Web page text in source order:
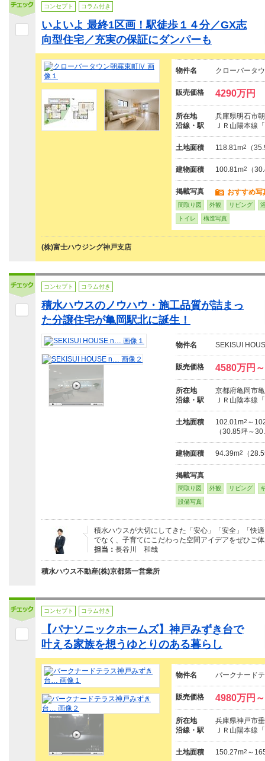
コンセプト コラム付き
いよいよ 最終1区画！駅徒歩１４分／GX志
向型住宅／充実の保証にダンパーも
物件名 クローバータ
販売価格 4290万円
所在地
兵庫県明石市
沿線・駅
ＪＲ山陽本線
土地面積 118.81m2 （
建物面積 100.81m2 （
掲載写真 おすすめ写
間取り図 外観 リビング
トイレ 構造写真
(株)富士ハウジング神戸支店
コンセプト コラム付き
積水ハウスのノウハウ・施工品質が詰まっ
た分譲住宅が亀岡駅北に誕生！
物件名 SEKISUI
販売価格 4580万円
所在地
京都府亀岡市
沿線・駅
ＪＲ山陰本線
土地面積 102.01m2 ～
（30.85坪～
建物面積 94.39m2 （
掲載写真
間取り図 外観 リビング
設備写真
積水ハウスが大切にしてきた「安心」「安全」「快
でなく、子育てにこだわった空間アイデアをぜひご
担当： 長谷川 和哉
積水ハウス不動産(株)京都第一営業所
コンセプト コラム付き
【パナソニックホームズ】神戸みずき台で
叶える家族を想うゆとりのある暮らし
物件名 パークナード
販売価格 4980万円
所在地
兵庫県神戸市
沿線・駅
ＪＲ山陽本線
土地面積 150.27m2 ～